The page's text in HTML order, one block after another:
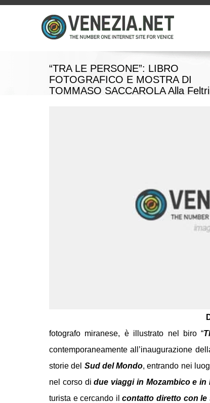
“TRA LE PERSONE”: LIBRO
FOTOGRAFICO E MOSTRA DI
TOMMASO SACCAROLA Alla
fotografo miranese, è illustrato nel biro “
contemporaneamente all’inaugurazione
storie del Sud del Mondo, entrando nei
nel corso didue viaggi in Mozambico e in
turista e cercando ilcontatto diretto con le